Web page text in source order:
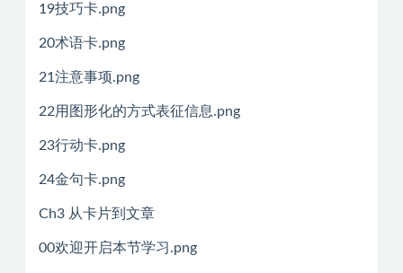
19技巧卡.png
20术语卡.png
21注意事项.png
22用图形化的方式表征信息.png
23行动卡.png
24金句卡.png
Ch3 从卡片到文章
00欢迎开启本节学习.png